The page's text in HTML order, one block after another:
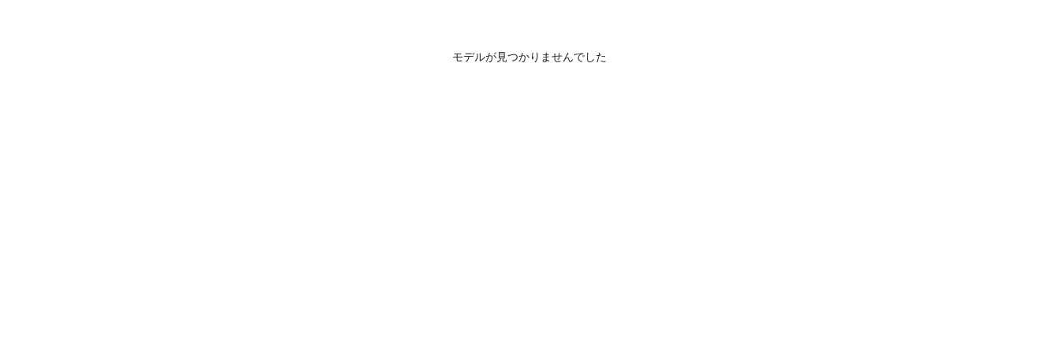
モデルが見つかりませんでした